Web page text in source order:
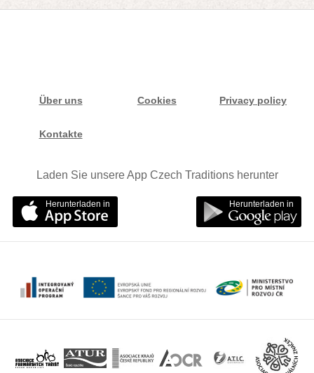
Über uns Cookies Privacy policy
Kontakte
Laden Sie unsere App Czech Traditions herunter
Herunterladen in Herunterladen in